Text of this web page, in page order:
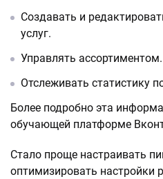
Создавать и
услуг.
Управлять ассортиментом.
Отслеживать статистику
Более подробно эта
обучающей платформе
Стало проще настраивать
оптимизировать настройки